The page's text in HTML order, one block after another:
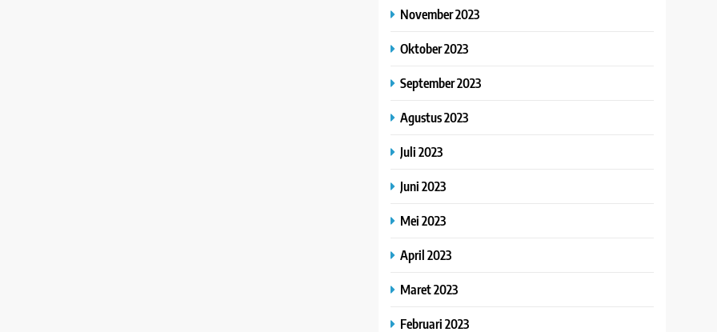
November 2023
Oktober 2023
September 2023
Agustus 2023
Juli 2023
Juni 2023
Mei 2023
April 2023
Maret 2023
Februari 2023